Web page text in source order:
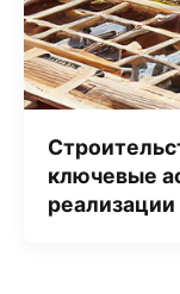
ключевые